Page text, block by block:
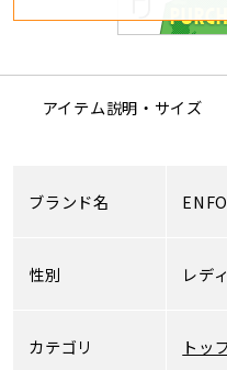
アイテム説明・サイズ
ブランド名
性別 レデ
カテゴリ トッ